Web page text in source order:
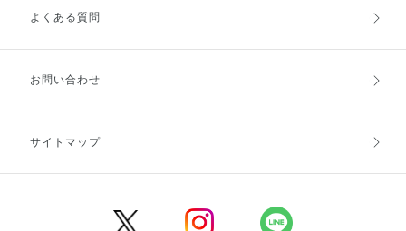
ご利用ガイドトップ
お支払方法
キャンセル・返品・交換
よくある質問
お問い合わせ
サイトマップ